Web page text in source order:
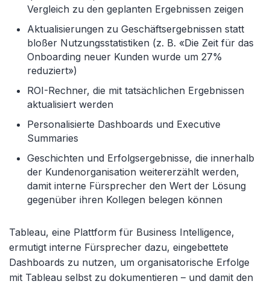
Vergleich zu den geplanten Ergebnissen zeigen
Aktualisierungen zu Geschäftsergebnissen statt
bloßer Nutzungsstatistiken (z. B. «Die Zeit für das
Onboarding neuer Kunden wurde um 27%
reduziert»)
ROI-Rechner, die mit tatsächlichen Ergebnissen
aktualisiert werden
Personalisierte Dashboards und Executive
Summaries
Geschichten und Erfolgsergebnisse, die innerhalb
der Kundenorganisation weitererzählt werden,
damit interne Fürsprecher den Wert der Lösung
gegenüber ihren Kollegen belegen können
Tableau, eine Plattform für Business Intelligence,
ermutigt interne Fürsprecher dazu, eingebettete
Dashboards zu nutzen, um organisatorische Erfolge
mit Tableau selbst zu dokumentieren – und damit den